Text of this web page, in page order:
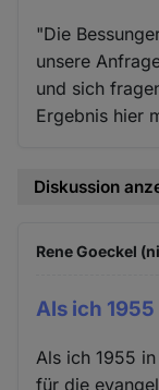
"Die
unsere
und sich
Ergebnis hier
Diskussion
Rene Goeckel
Als ich
Als ich 1955
für die